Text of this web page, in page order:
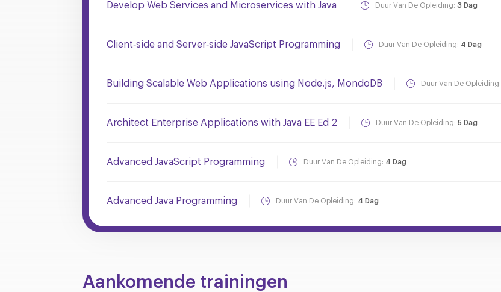
Develop Web Services and Microservices with Java Duur Van De Opleiding: 3 Dag
Client‐side and Server‐side JavaScript Programming Duur Van De Opleiding: 4 Dag
Building Scalable Web Applications using Node.js, MondoDB Duur Van De Opleiding:
Architect Enterprise Applications with Java EE Ed 2 Duur Van De Opleiding: 5 Dag
Advanced JavaScript Programming Duur Van De Opleiding: 4 Dag
Advanced Java Programming Duur Van De Opleiding: 4 Dag
Aankomende trainingen